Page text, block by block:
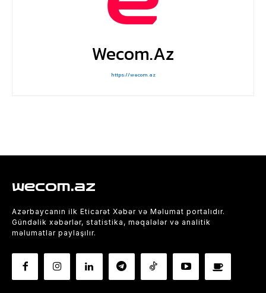
Wecom.az
https://wecom.az
wecom.az
Azərbaycanın ilk Eticarət Xəbər və Məlumat portalıdır.
Gündəlik xəbərlər, statistika, məqalələr və analitik
məlumatlar paylaşılır.